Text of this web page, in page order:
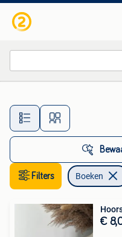
Alle
Filters Boeken
€